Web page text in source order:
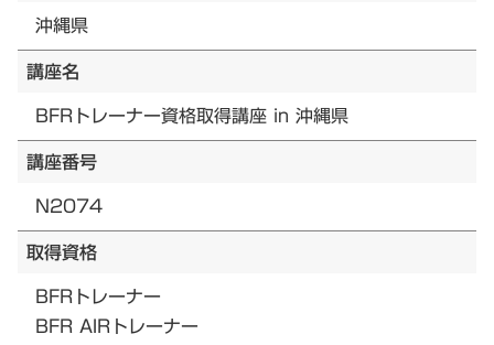
沖縄県
講座名
BFRトレーナー資格取得講座 in 沖縄県
講座番号
N2074
取得資格
BFRトレーナー
BFR AIRトレーナー